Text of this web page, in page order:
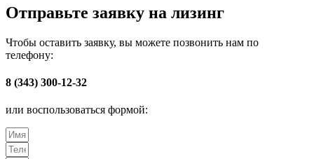
Отправьте заявку на лизинг
Чтобы оставить заявку, вы можете позвонить нам по
телефону:
8 (343) 300-12-32
или воспользоваться формой: